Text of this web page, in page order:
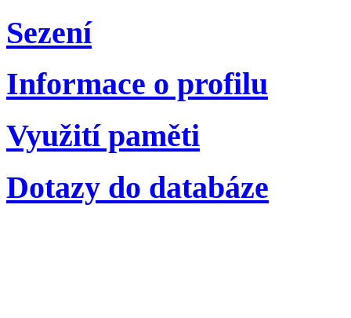
Sezení
Informace o profilu
Využití paměti
Dotazy do databáze